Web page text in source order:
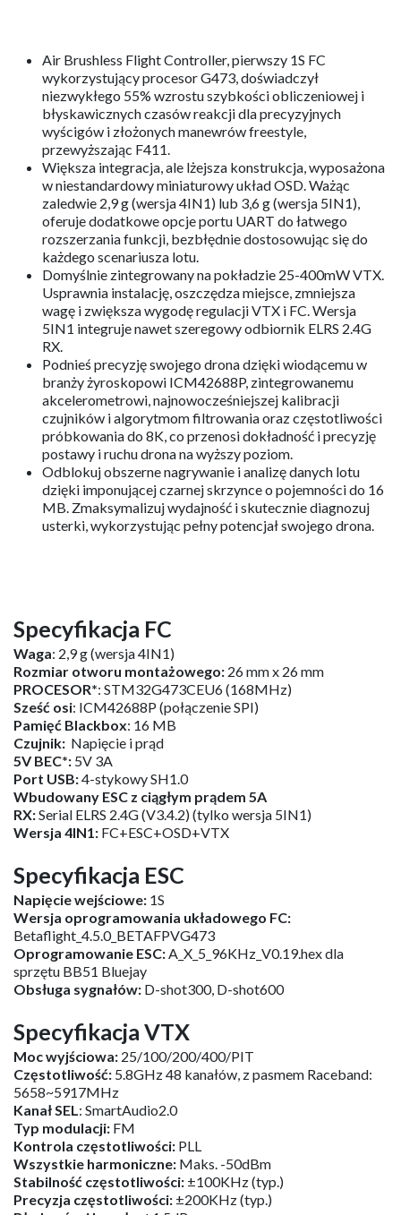
Air Brushless Flight Controller, pierwszy 1S FC
wykorzystujący procesor G473, doświadczył
niezwykłego 55% wzrostu szybkości obliczeniowej i
błyskawicznych czasów reakcji dla precyzyjnych
wyścigów i złożonych manewrów freestyle,
przewyższając F411.
Większa integracja, ale lżejsza konstrukcja, wyposażona
w niestandardowy miniaturowy układ OSD. Ważąc
zaledwie 2,9 g (wersja 4IN1) lub 3,6 g (wersja 5IN1),
oferuje dodatkowe opcje portu UART do łatwego
rozszerzania funkcji, bezbłędnie dostosowując się do
każdego scenariusza lotu.
Domyślnie zintegrowany na pokładzie 25-400mW VTX.
Usprawnia instalację, oszczędza miejsce, zmniejsza
wagę i zwiększa wygodę regulacji VTX i FC. Wersja
5IN1 integruje nawet szeregowy odbiornik ELRS 2.4G
czujników i algorytmom filtrowania oraz częstotliwości
próbkowania do 8K, co przenosi dokładność i precyzję
postawy i ruchu drona na wyższy poziom.
Odblokuj obszerne nagrywanie i analizę danych lotu
dzięki imponującej czarnej skrzynce o pojemności do 16
MB. Zmaksymalizuj wydajność i skutecznie diagnozuj
usterki, wykorzystując pełny potencjał swojego drona.
Specyfikacja FC
: 2,9 g (wersja 4IN1)
Rozmiar otworu montażowego:
PROCESOR*: STM32G473CEU6 (168MHz)
Sześć osi: ICM42688P (połączenie SPI)
Pamięć Blackbox: 16 MB
Czujnik:Napięcie i prąd
5V BEC*:5V 3A
Port USB:4-stykowy SH1.0
RX:
Serial ELRS 2.4G (V3.4.2) (tylko wersja 5IN1)
Wersja 4IN1:FC+ESC+OSD+VTX
Specyfikacja ESC
Napięcie wejściowe:1S
Wersja oprogramowania układowego FC:
Betaflight_4.5.0_BETAFPVG473
Oprogramowanie ESC:A_X_5_96KHz_V0.19.hex dla
sprzętu BB51 Bluejay
Obsługa sygnałów:D-shot300, D-shot600